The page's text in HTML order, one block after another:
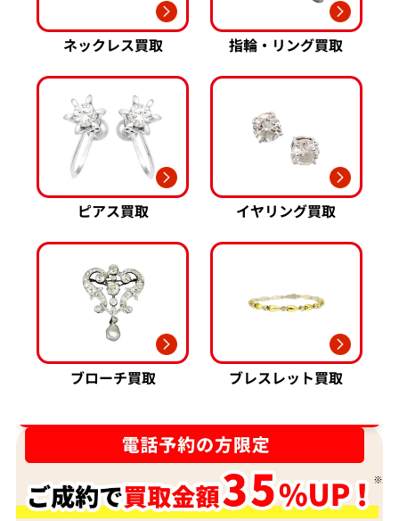
ネックレス買取 指輪・リング買取
ピアス買取 イヤリング買取
ブローチ買取
ブレスレット買取